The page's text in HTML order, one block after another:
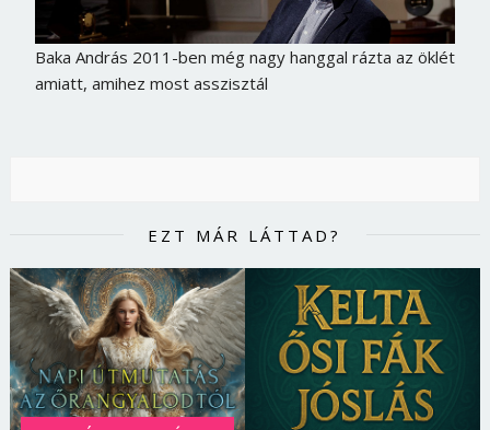
Baka András 2011-ben még nagy hanggal rázta az öklét
amiatt, amihez most asszisztál
EZT MÁR LÁTTAD?
Borsonline bejelentkezés
E-mail cím vagy felhasználónév